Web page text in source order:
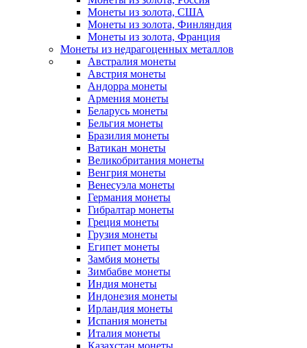
Монеты из золота, США
Монеты из золота, Финляндия
Монеты из золота, Франция
Монеты из недрагоценных металлов
Австралия монеты
Австрия монеты
Андорра монеты
Армения монеты
Беларусь монеты
Бельгия монеты
Бразилия монеты
Ватикан монеты
Великобритания монеты
Венгрия монеты
Венесуэла монеты
Германия монеты
Гибралтар монеты
Греция монеты
Грузия монеты
Египет монеты
Замбия монеты
Зимбабве монеты
Индия монеты
Индонезия монеты
Ирландия монеты
Испания монеты
Италия монеты
Казахстан монеты